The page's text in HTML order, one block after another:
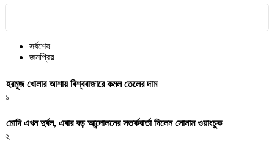
সর্বশেষ
জনপ্রিয়
হরমুজ খোলার আশায় বিশ্ববাজারে কমল তেলের দাম
১
মোদি এখন দুর্বল, এবার বড় আন্দোলনের সতর্কবার্তা দিলেন সোনাম ওয়াংচুক
২